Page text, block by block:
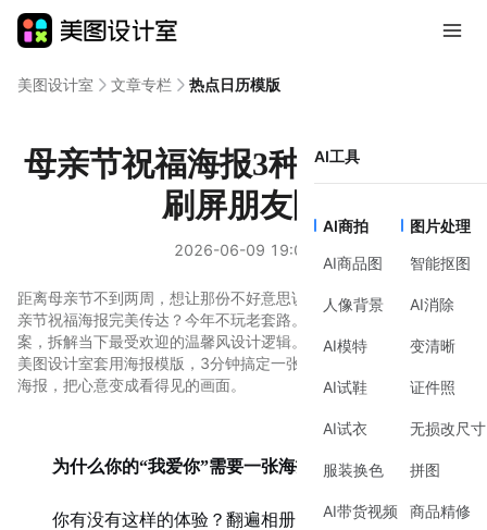
AI工具
AI商拍
AI商品图
人像背景
AI模特
AI试鞋
AI试衣
服装换色
AI带货视频
图片处理
智能抠图
AI消除
变清晰
证件照
无损改尺寸
拼图
商品精修
美图设计室 文章专栏 热点日历模版
母亲节祝福海报3种暖调风格，
刷屏朋友圈
2026-06-09 19:06
距离母亲节不到两周，想让那份不好意思说出口的爱意，用一张母
亲节祝福海报完美传达？今年不玩老套路。我们从排版、配色到文
案，拆解当下最受欢迎的温馨风设计逻辑。无需复杂软件，直接在
美图设计室套用海报模版，3分钟搞定一张刷屏朋友圈的高质感节日
海报，把心意变成看得见的画面。
为什么你的“我爱你”需要一张海报？
你有没有这样的体验？翻遍相册，发现和妈妈的合影寥